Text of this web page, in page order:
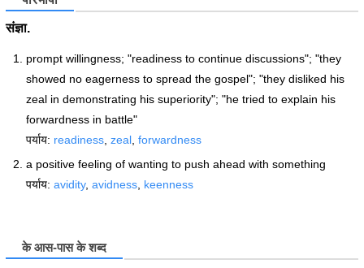
संज्ञा.
prompt willingness; "readiness to continue discussions"; "they
showed no eagerness to spread the gospel"; "they disliked his
zeal in demonstrating his superiority"; "he tried to explain his
forwardness in battle"
पर्याय: readiness zeal forwardness
a positive feeling of wanting to push ahead with something
पर्याय: avidity, avidness keenness
के आस-पास के शब्द